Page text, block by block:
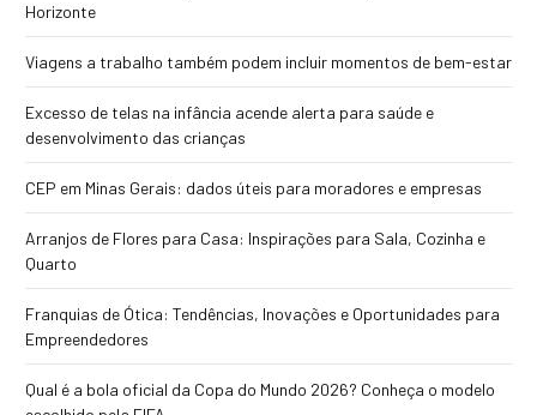
Horizonte
Viagens a trabalho também podem incluir momentos de bem-estar
Excesso de telas na infância acende alerta para saúde e
desenvolvimento das crianças
CEP em Minas Gerais: dados úteis para moradores e empresas
Arranjos de Flores para Casa: Inspirações para Sala, Cozinha e
Quarto
Franquias de Ótica: Tendências, Inovações e Oportunidades para
Empreendedores
Qual é a bola oficial da Copa do Mundo 2026? Conheça o modelo